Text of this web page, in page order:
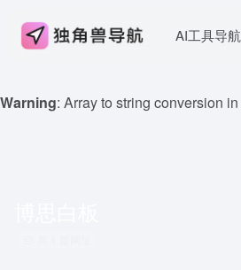
Warning: Array to string conversion in
AI工具导航